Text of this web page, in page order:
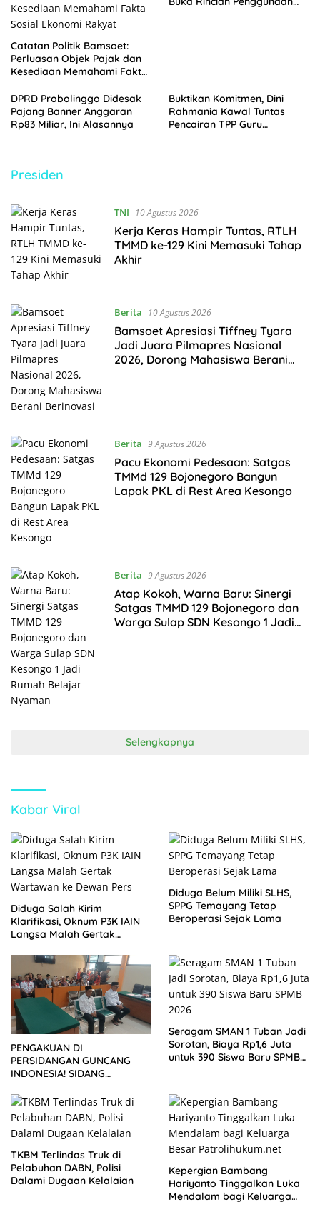
Catatan Politik Bamsoet:
Perluasan Objek Pajak dan
Kesediaan Memahami Fakta
DPRD Probolinggo Didesak
Pajang Banner Anggaran
Rp83 Miliar, Ini Alasannya
Buktikan Komitmen, Dini
Rahmania Kawal Tuntas
Pencairan TPP Guru
Presiden
TNI 10 Agustus 2026
Kerja Keras Hampir Tuntas, RTLH
TMMD ke-129 Kini Memasuki Tahap
Akhir
Berita 10 Agustus 2026
Bamsoet Apresiasi Tiffney Tyara
Jadi Juara Pilmapres Nasional
2026, Dorong Mahasiswa Berani
Berita 9 Agustus 2026
Pacu Ekonomi Pedesaan: Satgas
TMMd 129 Bojonegoro Bangun
Lapak PKL di Rest Area Kesongo
Berita 9 Agustus 2026
Atap Kokoh, Warna Baru: Sinergi
Satgas TMMD 129 Bojonegoro dan
Warga Sulap SDN Kesongo 1 Jadi
Selengkapnya
Kabar Viral
Diduga Salah Kirim
Klarifikasi, Oknum P3K IAIN
Langsa Malah Gertak
Diduga Belum Miliki SLHS,
SPPG Temayang Tetap
Beroperasi Sejak Lama
PENGAKUAN DI
PERSIDANGAN GUNCANG
INDONESIA! SIDANG
KELUARGA KORBAN
MENGAMUK DI PN MALANG
Seragam SMAN 1 Tuban Jadi
Sorotan, Biaya Rp1,6 Juta
untuk 390 Siswa Baru SPMB
TKBM Terlindas Truk di
Pelabuhan DABN, Polisi
Dalami Dugaan Kelalaian
Kepergian Bambang
Hariyanto Tinggalkan Luka
Mendalam bagi Keluarga